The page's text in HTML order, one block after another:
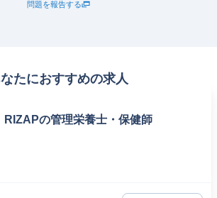
問題を報告する
たにおすすめの求人
RIZAPの管理栄養士・保健師